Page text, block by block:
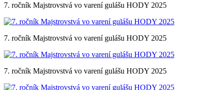
7. ročník Majstrovstvá vo varení gulášu HODY 2025
7. ročník Majstrovstvá vo varení gulášu HODY 2025
7. ročník Majstrovstvá vo varení gulášu HODY 2025